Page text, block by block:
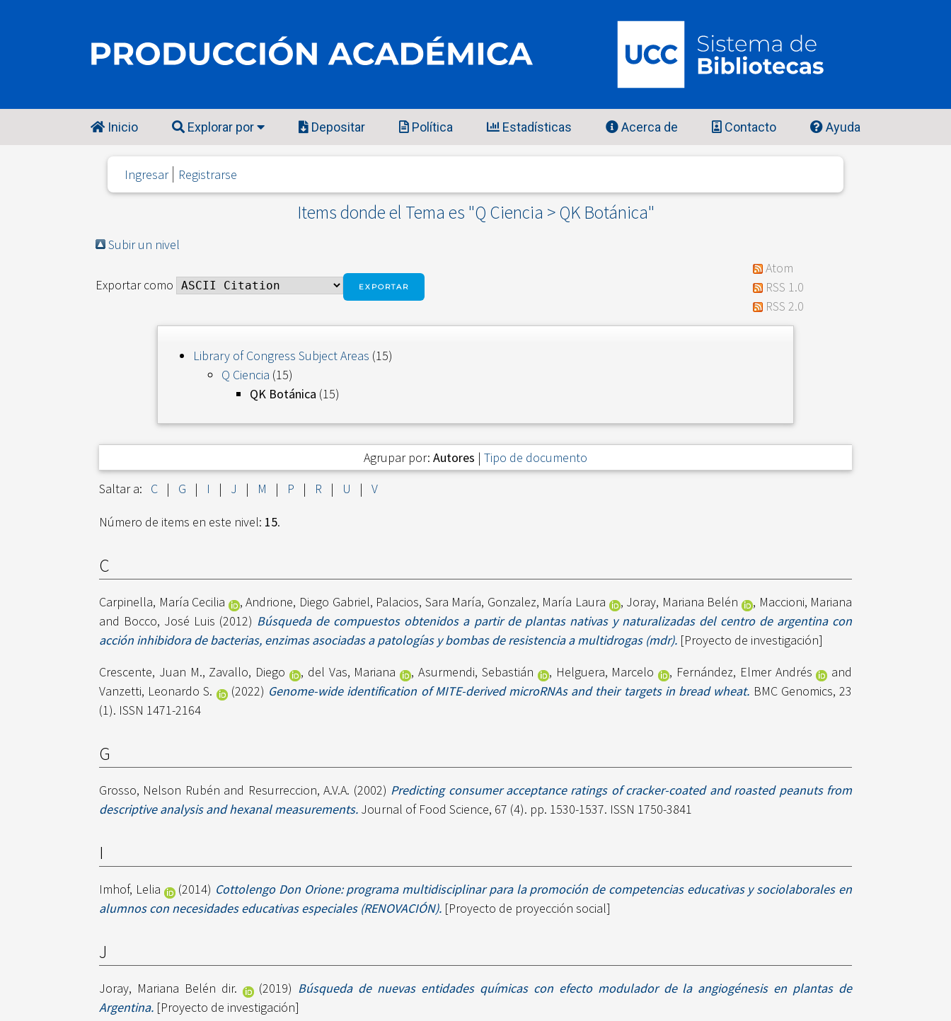
Inicio Explorar por Depositar Política Estadísticas Acerca de Contacto Ayuda
Ingresar Registrarse
Items donde el Tema es "Q Ciencia > QK Botánica"
Subir un nivel
Exportar como
Atom
RSS 1.0
RSS 2.0
Library of Congress Subject Areas (15)
Q Ciencia (15)
QK Botánica (15)
Agrupar por: Autores | Tipo de documento
Saltar a:
C | G | I | J | M | P | R | U | V
Número de items en este nivel: 15.
C
Carpinella, María Cecilia ,Andrione, Diego Gabriel, Palacios, Sara María, Gonzalez, María Laura , Joray, Mariana Belén , Maccioni, Mariana
and Bocco, José Luis (2012) Búsqueda de compuestos obtenidos a partir de plantas nativas y naturalizadas del centro de argentina con
acción inhibidora de bacterias, enzimas asociadas a patologías y bombas de resistencia a multidrogas (mdr). [Proyecto de investigación]
Crescente, Juan M., Zavallo, Diego , del Vas, Mariana ,Asurmendi, Sebastián , Helguera, Marcelo , Fernández, Elmer Andrés
and
Vanzetti, Leonardo S.
(2022) Genome-wide identification of MITE-derived microRNAs and their targets in bread wheat. BMC Genomics, 23
(1). ISSN 1471-2164
G
Grosso, Nelson Rubén and Resurreccion, A.V.A. (2002) Predicting consumer acceptance ratings of cracker-coated and roasted peanuts from
descriptive analysis and hexanal measurements. Journal of Food Science, 67 (4). pp. 1530-1537. ISSN 1750-3841
I
Imhof, Lelia (2014) Cottolengo Don Orione: programa multidisciplinar para la promoción de competencias educativas y sociolaborales en
alumnos con necesidades educativas especiales (RENOVACIÓN). [Proyecto de proyección social]
J
Joray, Mariana Belén dir. (2019) Búsqueda de nuevas entidades químicas con efecto modulador de la angiogénesis en plantas de
Argentina. [Proyecto de investigación]